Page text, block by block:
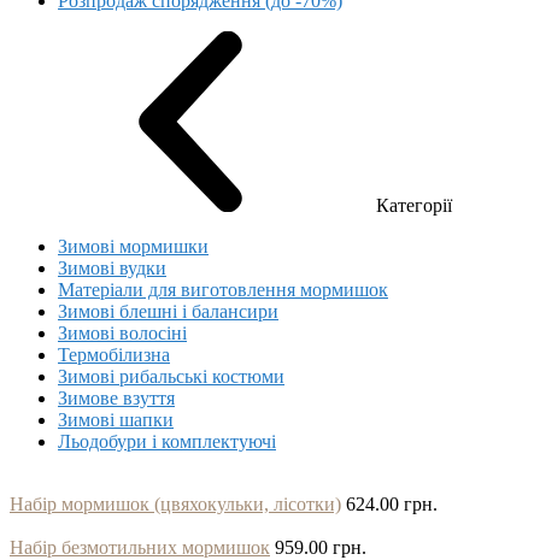
Категорії
Зимові мормишки
Зимові вудки
Матеріали для виготовлення мормишок
Зимові блешні і балансири
Зимові волосіні
Термобілизна
Зимові рибальські костюми
Зимове взуття
Зимові шапки
Льодобури і комплектуючі
Набір мормишок (цвяхокульки, лісотки) 624.00 грн.
Набір безмотильних мормишок 959.00 грн.